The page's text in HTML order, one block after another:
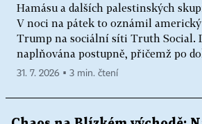
Hamásu a dalších palestinských
V noci na pátek to oznámil
Trump na sociální síti Truth Social.
naplňována postupně, přičemž po
31. 7. 2026 ▪ 3 min. čtení